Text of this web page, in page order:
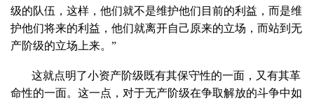
级的队伍，这样，他们就不是维护他们目前的利益，而是维
护他们将来的利益，他们就离开自己原来的立场，而站到无
产阶级的立场上来。”
这就点明了小资产阶级既有其保守性的一面，又有其革
命性的一面。这一点，对于无产阶级在争取解放的斗争中如